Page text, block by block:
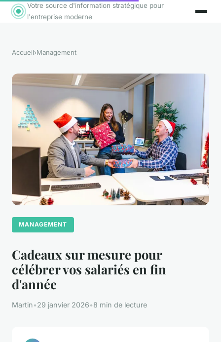
Votre source d'information stratégique pour
l'entreprise moderne
Accueil›Management
MANAGEMENT
Cadeaux sur mesure pour
célébrer vos salariés en fin
d'année
Martin•29 janvier 2026•8 min de lecture